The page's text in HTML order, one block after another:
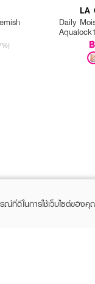
LA
Daily
ณ์ที่ดีในการใช้เว็บไซต์ขอ